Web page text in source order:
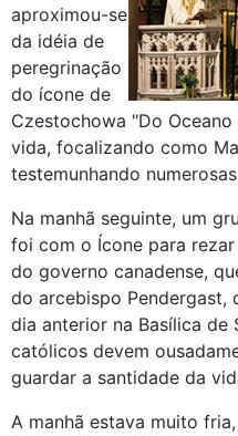
aproximou-se
da idéia de
peregrinação
do ícone de
Czestochowa "Do
vida, focalizando como
testemunhando
Na manhã seguinte, um
foi com o Ícone para
do governo canadense,
do arcebispo Pendergast,
dia anterior na Basílica de
católicos devem
guardar a santidade da
A manhã estava muito